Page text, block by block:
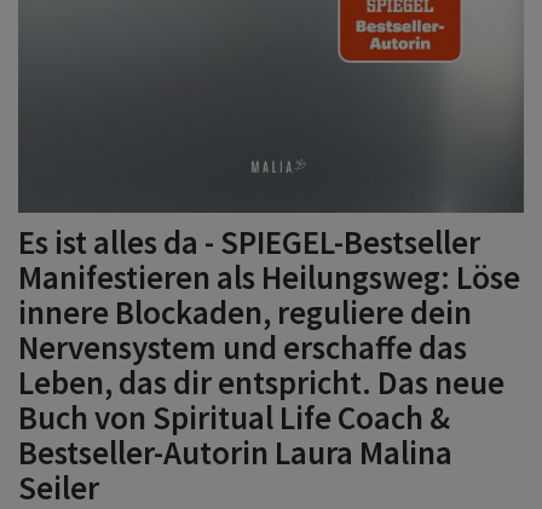
Es ist alles da - SPIEGEL-Bestseller
Manifestieren als Heilungsweg: Löse
innere Blockaden, reguliere dein
Nervensystem und erschaffe das
Leben, das dir entspricht. Das neue
Buch von Spiritual Life Coach &
Bestseller-Autorin Laura Malina
Seiler